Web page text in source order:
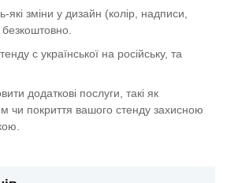
зміни у дизайн (колір, надписи,
с української на російську, та
додаткові послуги, такі як
чи покриття вашого стенду захисною